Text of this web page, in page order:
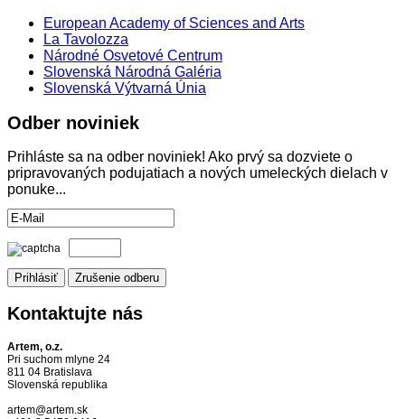
European Academy of Sciences and Arts
La Tavolozza
Národné Osvetové Centrum
Slovenská Národná Galéria
Slovenská Výtvarná Únia
Odber noviniek
Prihláste sa na odber noviniek! Ako prvý sa dozviete o
pripravovaných podujatiach a nových umeleckých dielach v
ponuke...
Kontaktujte nás
Artem, o.z.
Pri suchom mlyne 24
811 04 Bratislava
Slovenská republika
artem@artem.sk